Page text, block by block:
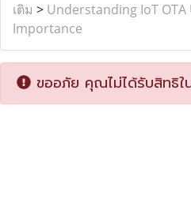
เติม > Understanding IoT
Importance
ขออภัย คุณไม่ได้รับสิทธิใ